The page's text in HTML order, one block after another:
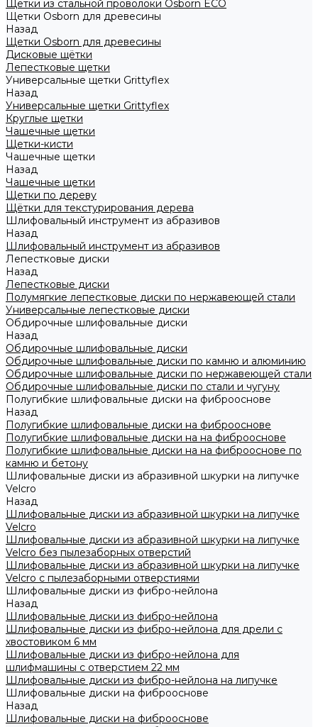
Щетки из стальной проволоки Osborn ECO
Щетки Osborn для древесины
Назад
Щетки Osborn для древесины
Дисковые щётки
Лепестковые щетки
Универсальные щетки Grittyflex
Назад
Универсальные щетки Grittyflex
Круглые щетки
Чашечные щетки
Щетки-кисти
Чашечные щетки
Назад
Чашечные щетки
Щетки по дереву
Щётки для текстурирования дерева
Шлифовальный инструмент из абразивов
Назад
Шлифовальный инструмент из абразивов
Лепестковые диски
Назад
Лепестковые диски
Полумягкие лепестковые диски по нержавеющей стали
Универсальные лепестковые диски
Обдирочные шлифовальные диски
Назад
Обдирочные шлифовальные диски
Обдирочные шлифовальные диски по камню и алюминию
Обдирочные шлифовальные диски по нержавеющей стали
Обдирочные шлифовальные диски по стали и чугуну
Полугибкие шлифовальные диски на фиброоснове
Назад
Полугибкие шлифовальные диски на фиброоснове
Полугибкие шлифовальные диски на на фиброоснове
Полугибкие шлифовальные диски на на фиброоснове по
камню и бетону
Шлифовальные диски из абразивной шкурки на липучке
Velcro
Назад
Шлифовальные диски из абразивной шкурки на липучке
Velcro
Шлифовальные диски из абразивной шкурки на липучке
Velcro без пылезаборных отверстий
Шлифовальные диски из абразивной шкурки на липучке
Velcro с пылезаборными отверстиями
Шлифовальные диски из фибро-нейлона
Назад
Шлифовальные диски из фибро-нейлона
Шлифовальные диски из фибро-нейлона для дрели с
хвостовиком 6 мм
Шлифовальные диски из фибро-нейлона для
шлифмашины с отверстием 22 мм
Шлифовальные диски из фибро-нейлона на липучке
Шлифовальные диски на фиброоснове
Назад
Шлифовальные диски на фиброоснове